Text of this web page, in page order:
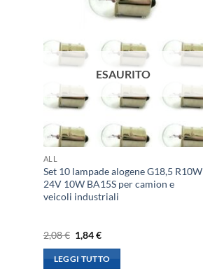
ESAURITO
ALL
Set 10 lampade alogene G18,5 R10W
24V 10W BA15S per camion e
veicoli industriali
2,08€ Il
prezzo
originale
era:
1,84€Il
attuale
è:
LEGGI TUTTO